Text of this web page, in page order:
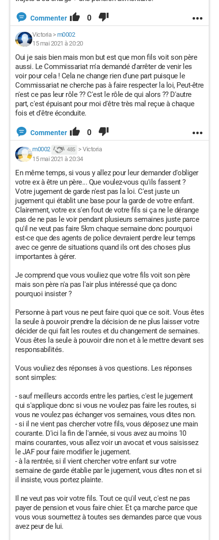
Commenter 0
Victoria> m0002
15 mai 2021 à 20:20
Oui je sais bien mais mon but est que mon fils voit son père
aussi. Le Commissariat m'a demandé d'arrêter de venir les
voir pour cela ! Cela ne change rien d'une part puisque le
Commissariat ne cherche pas à faire respecter la loi, Peut-être
n'est ce pas leur rôle ?? C'est le rôle de qui alors ?? D'autre
part, c'est épuisant pour moi d'être très mal reçue à chaque
fois et d'être éconduite.
Commenter 0
m0002 485 > Victoria
15 mai 2021 à 20:34
En même temps, si vous y allez pour leur demander d'obliger
votre ex à être un père... Que voulez-vous qu'ils fassent ?
Votre jugement de garde n'est pas la loi. C'est juste un
jugement qui établit une base pour la garde de votre enfant.
Clairement, votre ex s'en fout de votre fils si ça ne le dérange
pas de ne pas le voir pendant plusieurs semaines juste parce
qu'il ne veut pas faire 5km chaque semaine donc pourquoi
est-ce que des agents de police devraient perdre leur temps
avec ce genre de situations quand ils ont des choses plus
importantes à gérer.
Je comprend que vous vouliez que votre fils voit son père
mais son père n'a pas l'air plus intéressé que ça donc
pourquoi insister ?
Personne à part vous ne peut faire quoi que ce soit. Vous êtes
la seule à pouvoir prendre la décision de ne plus laisser votre
décider de qui fait les routes et du changement de semaines.
Vous êtes la seule à pouvoir dire non et à le mettre devant ses
responsabilités.
Vous vouliez des réponses à vos questions. Les réponses
sont simples:
- sauf meilleurs accords entre les parties, c'est le jugement
qui s'applique donc si vous ne voulez pas faire les routes, si
vous ne voulez pas échanger vos semaines, vous dites non.
- si il ne vient pas chercher votre fils, vous déposez une main
courante. D'ici la fin de l'année, si vous avez au moins 10
mains courantes, vous allez voir un avocat et vous saisissez
le JAF pour faire modifier le jugement.
- à la rentrée, si il vient chercher votre enfant sur votre
semaine de garde établie par le jugement, vous dîtes non et si
il insiste, vous portez plainte.
Il ne veut pas voir votre fils. Tout ce qu'il veut, c'est ne pas
payer de pension et vous faire chier. Et ça marche parce que
vous vous soumettez à toutes ses demandes parce que vous
avez peur de lui.